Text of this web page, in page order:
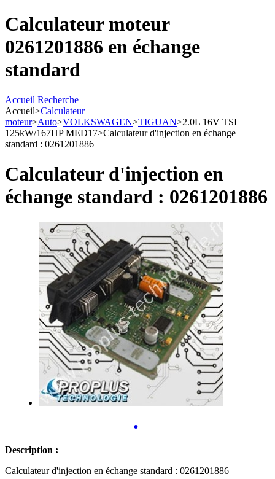
Calculateur moteur
0261201886 en échange
standard
Accueil Recherche
Accueil>Calculateur
moteur>Auto>VOLKSWAGEN>TIGUAN>2.0L 16V TSI
125kW/167HP MED17>Calculateur d'injection en échange
standard : 0261201886
Calculateur d'injection en
échange standard : 0261201886
•
Description :
Calculateur d'injection en échange standard : 0261201886